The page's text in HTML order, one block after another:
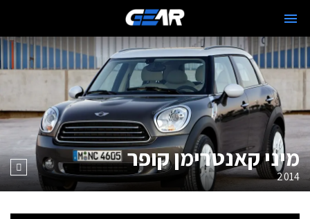
מיני קאנטרימן קופר
2014